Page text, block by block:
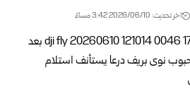
اخر تحديث: 2026/06/10 3:42 مساءً